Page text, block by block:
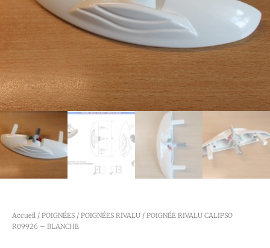
Accueil / POIGNÉES / POIGNÉES RIVALU / POIGNÉE RIVALU CALIPSO
R09926 – BLANCHE